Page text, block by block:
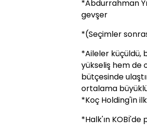
*Abdurrahman
gevşer
*(Seçimler
*Aileler küçüldü,
yükseliş hem de
bütçesinde
ortalama
*Koç Holding'in
*Halk'ın KOBİ'de